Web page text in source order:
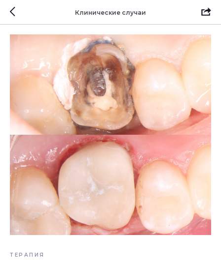
Клинические случаи
ТЕРАПИЯ